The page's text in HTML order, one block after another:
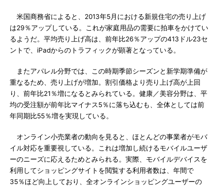
米国商務省によると、2013年5月における新規住宅の売り上げ
は29％アップしている。これが家庭用品の需要に拍車をかけてい
るようだ。平均売り上げ高は、前年比26％アップの413ドル23セ
ントで、iPadからのトラフィックが顕著となっている。
またアパレル分野では、この時期季節シーズンと新学期準備が
重なるため、売り上げが増加。割引価格より売り上げ高が上回
り、前年比21％増になるとみられている。健康／美容分野は、平
均の受注額が前年比マイナス5％に落ち込むも、全体としては前
年同期比55％増を実現している。
オンライン小売業者の動向を見ると、ほとんどの事業者がモバ
イル対応を重要視している。これは増加し続けるモバイルユーザ
ーのニーズに応えるためとみられる。実際、モバイルデバイスを
利用してショッピングサイトを閲覧する利用者数は、年間で
35％ほど向上しており、全オンラインショッピングユーザーの